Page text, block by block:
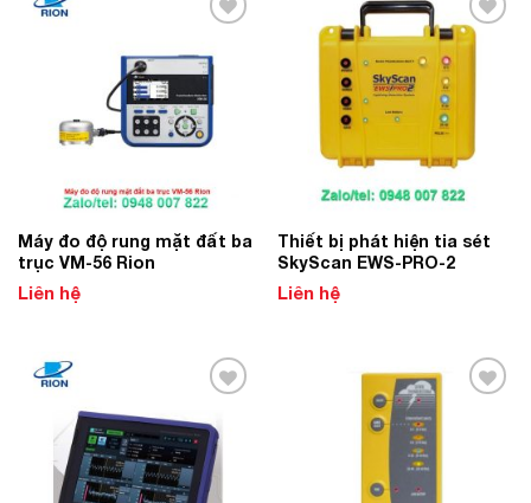
Wishlist
Máy đo độ rung mặt đất ba
trục VM-56 Rion
Liên hệ
Add to
Wishlist
Thiết bị phát hiện tia sét
SkyScan EWS-PRO-2
Liên hệ
Wishlist